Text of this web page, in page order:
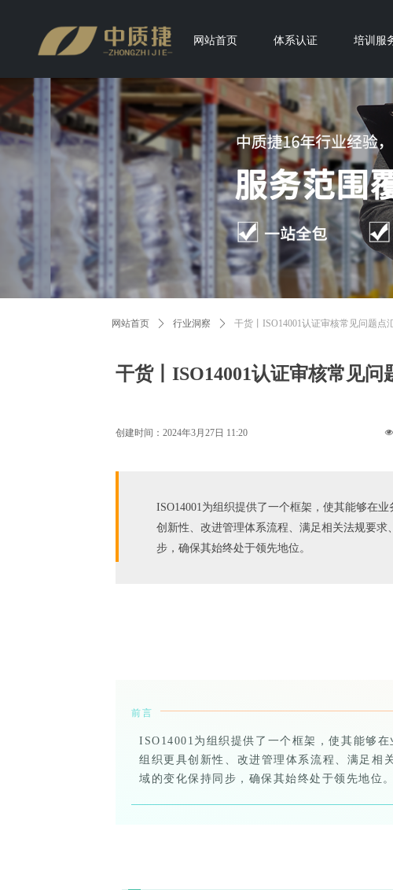
网站首页 体系认证 培训服
干货丨ISO14001认证审核常见问
网站首页 ꄲ 行业洞察 ꄲ 干货丨ISO14001认证审核常见问题点
前言
ISO14001为组织提供了一个框架，使其能够
组织更具创新性、改进管理体系流程、满足相
域的变化保持同步，确保其始终处于领先地位。
넶
创建时间： 2024年3月27日 11:20
ISO14001为组织提供了一个框架，使其能够在
创新性、改进管理体系流程、满足相关法规要
步，确保其始终处于领先地位。